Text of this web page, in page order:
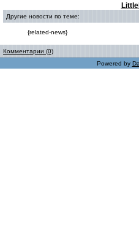
Другие новости по теме:
{related-news}
Комментарии (0)
Powered by